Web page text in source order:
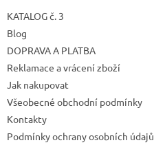
KATALOG č. 3
Blog
DOPRAVA A PLATBA
Reklamace a vrácení zboží
Jak nakupovat
Všeobecné obchodní podmínky
Kontakty
Podmínky ochrany osobních údajů